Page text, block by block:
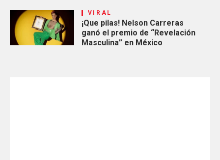
VIRAL
¡Que pilas! Nelson Carreras
ganó el premio de “Revelación
Masculina” en México